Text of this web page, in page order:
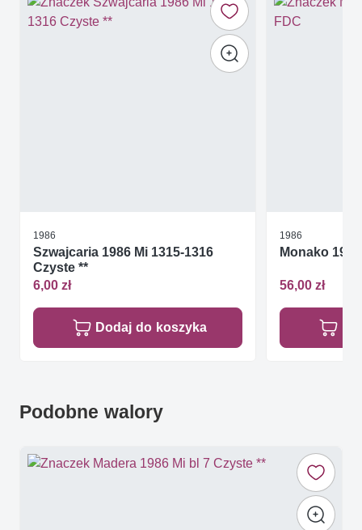
1986
Szwajcaria 1986 Mi 1315-1316
Czyste **
6,00 zł
Dodaj do koszyka
1986
Monako
56,00 zł
Podobne walory